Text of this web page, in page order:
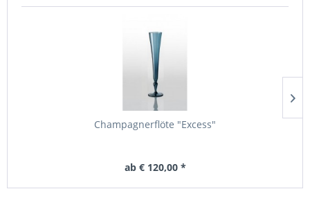
Champagnerflöte "Excess"
ab € 120,00 *